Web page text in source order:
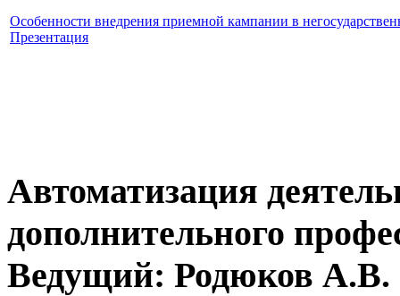
Особенности внедрения приемной кампании в
Презентация
Автоматизация
дополнительного
Ведущий: Родюков А.В.